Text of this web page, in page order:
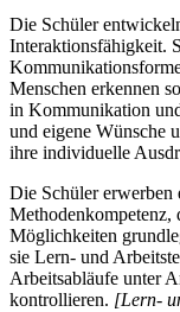
Die Schüler
Interaktionsfähigkeit.
Menschen erkennen
in Kommunikation
und eigene Wünsche
ihre individuelle
Die Schüler erwerben
Methodenkompetenz,
Möglichkeiten
sie Lern- und
Arbeitsabläufe unter
kontrollieren. [Lern-